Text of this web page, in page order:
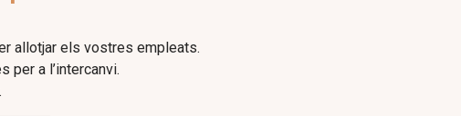
allotjar els vostres empleats.
per a l’intercanvi.